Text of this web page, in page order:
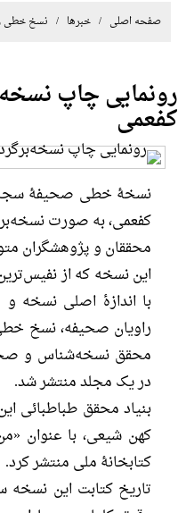
صفحه اصلی /خبرها / نسخ خطی
رونمایی چاپ
کفعمی
نسخۀ خطی صحیفۀ
کفعمی، به صورت
محققان و پژوهشگران
این نسخه که از
با اندازۀ اصلی نسخه
راویان صحیفه، نسخ
محقق نسخه‌شناس و
در یک مجلد منتشر شد.
بنیاد محقق طباطبائی
کهن شیعی، با عنوان
کتابخانۀ ملی منتشر کرد.